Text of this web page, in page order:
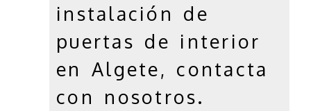
instalación de
puertas de interior
en Algete, contacta
con nosotros.